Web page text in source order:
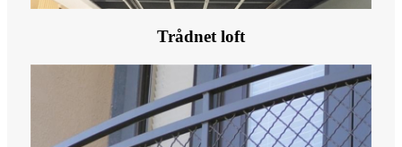
Trådnet loft